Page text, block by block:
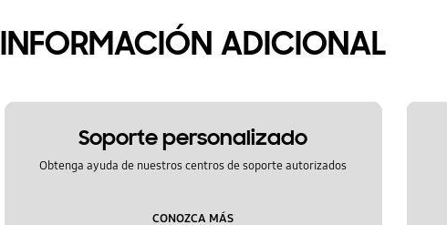
INFORMACIÓN ADICIONAL
Soporte personalizado
Obtenga ayuda de nuestros centros de soporte autorizados
CONOZCA MÁS